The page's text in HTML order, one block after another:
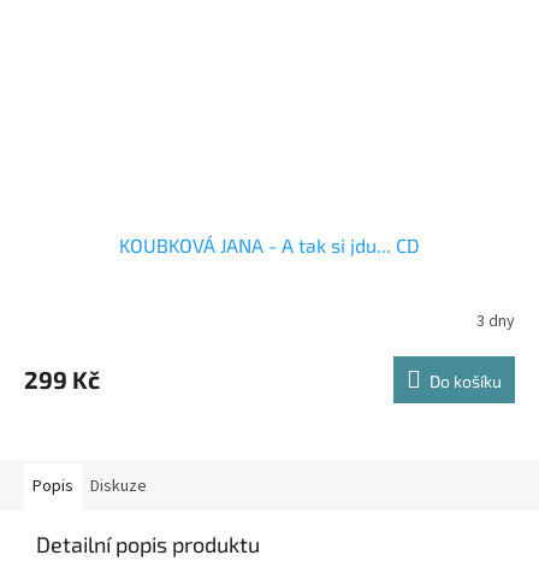
KOUBKOVÁ JANA - A tak si jdu... CD
3 dny
299 Kč Do košíku
Popis Diskuze
Detailní popis produktu